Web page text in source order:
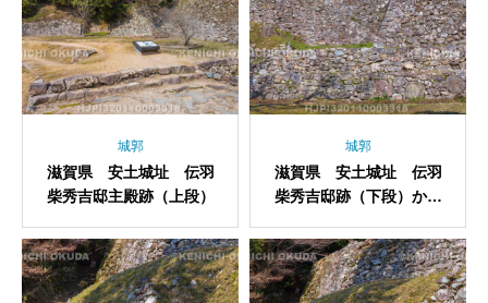
城郭
滋賀県 安土城址 伝羽
柴秀吉邸主殿跡（上段）
城郭
滋賀県 安土城址 伝羽
柴秀吉邸跡（下段）から